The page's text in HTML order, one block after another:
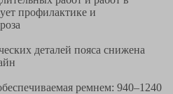
профилактике и
деталей пояса снижена
ремнем: 940–1240